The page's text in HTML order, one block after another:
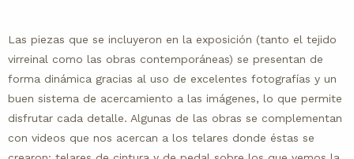
Las piezas que se incluyeron en la exposición (tanto el tejido
virreinal como las obras contemporáneas) se presentan de
forma dinámica gracias al uso de excelentes fotografías y un
buen sistema de acercamiento a las imágenes, lo que permite
disfrutar cada detalle. Algunas de las obras se complementan
con videos que nos acercan a los telares donde éstas se